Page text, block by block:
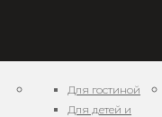
Для гостиной
Для детей и